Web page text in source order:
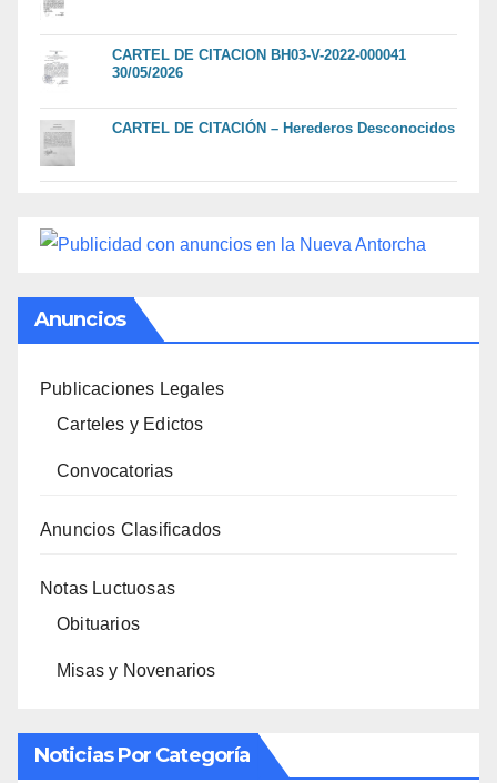
CARTEL DE CITACION BH03-V-2022-000041
30/05/2026
CARTEL DE CITACIÓN – Herederos Desconocidos
Anuncios
Publicaciones Legales
Carteles y Edictos
Convocatorias
Anuncios Clasificados
Notas Luctuosas
Obituarios
Misas y Novenarios
Noticias Por Categoría